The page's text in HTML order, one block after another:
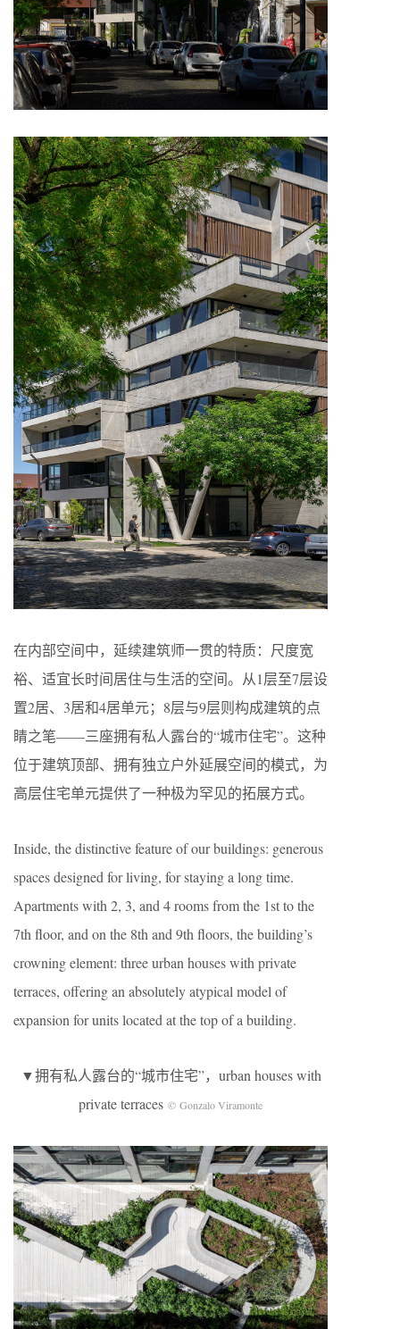
在内部空间中，延续建筑师一贯的特质：尺度宽
裕、适宜长时间居住与生活的空间。从1层至7层设
置2居、3居和4居单元；8层与9层则构成建筑的点
睛之笔——三座拥有私人露台的“城市住宅”。这种
位于建筑顶部、拥有独立户外延展空间的模式，为
高层住宅单元提供了一种极为罕见的拓展方式。
Inside, the distinctive feature of our buildings: generous
spaces designed for living, for staying a long time.
Apartments with 2, 3, and 4 rooms from the 1st to the
7th floor, and on the 8th and 9th floors, the building’s
crowning element: three urban houses with private
terraces, offering an absolutely atypical model of
expansion for units located at the top of a building.
▼拥有私人露台的“城市住宅”，urban houses with
private terraces © Gonzalo Viramonte